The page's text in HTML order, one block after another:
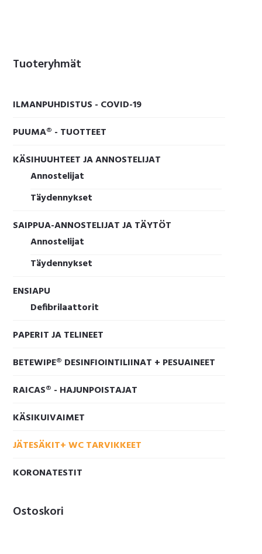
Ensisijainen
Tuoteryhmät
ILMANPUHDISTUS - COVID-19
PUUMA® - TUOTTEET
KÄSIHUUHTEET JA ANNOSTELIJAT
Annostelijat
Täydennykset
SAIPPUA-ANNOSTELIJAT JA TÄYTÖT
Annostelijat
Täydennykset
ENSIAPU
Defibrilaattorit
PAPERIT JA TELINEET
BETEWIPE® DESINFIOINTILIINAT + PESUAINEET
RAICAS® - HAJUNPOISTAJAT
KÄSIKUIVAIMET
JÄTESÄKIT+ WC TARVIKKEET
KORONATESTIT
Ostoskori